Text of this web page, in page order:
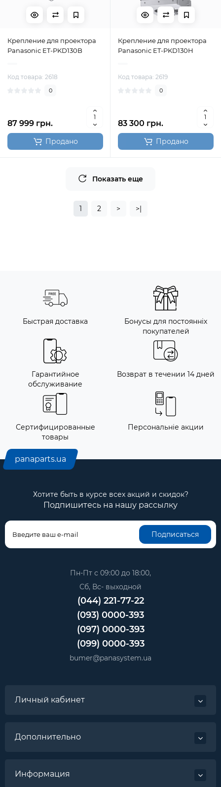
Крепление для проектора
Panasonic ET-PKD130B
Код товара: 2618
0
87 999 грн.
Продано
Крепление для проектора
Panasonic ET-PKD130H
Код товара: 2619
0
83 300 грн.
Продано
Показать еще
1 2 > >|
Быстрая доставка
Бонусы для постоянніх
покупателей
Гарантийное
обслуживание
Возврат в течении 14 дней
Сертифицированные
товары
Персональніе акции
panaparts.ua
Хотите быть в курсе всех акций и скидок?
Подпишитесь на нашу рассылку
Подписаться
Пн-Пт с 09:00 до 18:00,
Сб, Вс- выходной
(044) 221-77-22
(093) 0000-393
(097) 0000-393
(099) 0000-393
bumer@panasystem.ua
Личный кабинет
Дополнительно
Информация